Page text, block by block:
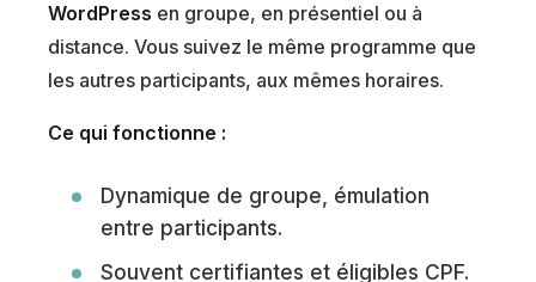
WordPress en groupe, en présentiel ou à
distance. Vous suivez le même programme que
les autres participants, aux mêmes horaires.
Ce qui fonctionne :
Dynamique de groupe, émulation
entre participants.
Souvent certifiantes et éligibles CPF.